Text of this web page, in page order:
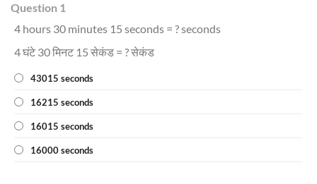
Question 1
4 hours 30 minutes 15 seconds = ? seconds
4 घंटे 30 मिनट 15 सेकंड = ? सेकंड
43015 seconds
16215 seconds
16015 seconds
16000 seconds